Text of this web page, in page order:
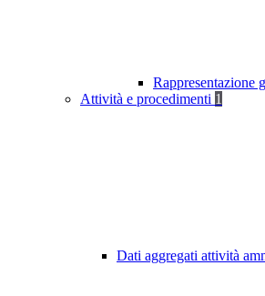
Rappresentazione
Attività e procedimenti 1
Dati aggregati attività